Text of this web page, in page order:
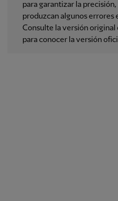
para garantizar la precisión,
produzcan algunos errores
Consulte la versión
para conocer la versión